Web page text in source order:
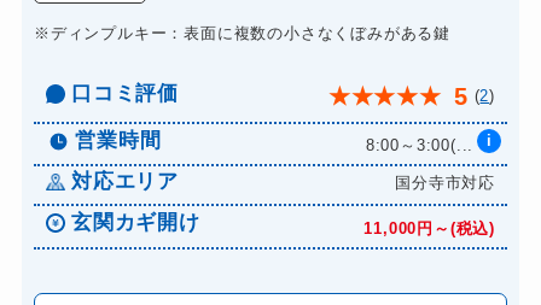
※ディンプルキー：表面に複数の小さなくぼみがある鍵
口コミ評価 ★★★★★ 5 (2)
営業時間 8:00～3:00(... i
対応エリア 国分寺市対応
玄関カギ開け 11,000円～(税込)